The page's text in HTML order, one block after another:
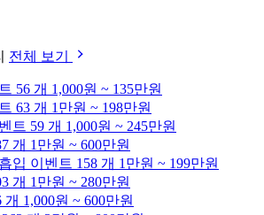
전체 보기
56 개 1,000원 ~ 135만원
63 개 1만원 ~ 198만원
트 59 개 1,000원 ~ 245만원
개 1만원 ~ 600만원
입 이벤트 158 개 1만원 ~ 199만원
개 1만원 ~ 280만원
개 1,000원 ~ 600만원